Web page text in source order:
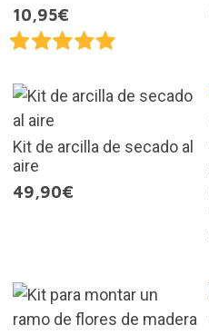
10,95€
Kit de arcilla de secado al
aire
49,90€